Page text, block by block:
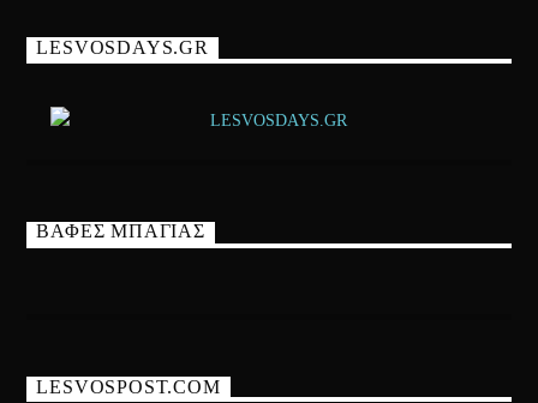
LESVOSDAYS.GR
ΒΑΦΕΣ ΜΠΑΓΙΑΣ
LESVOSPOST.COM